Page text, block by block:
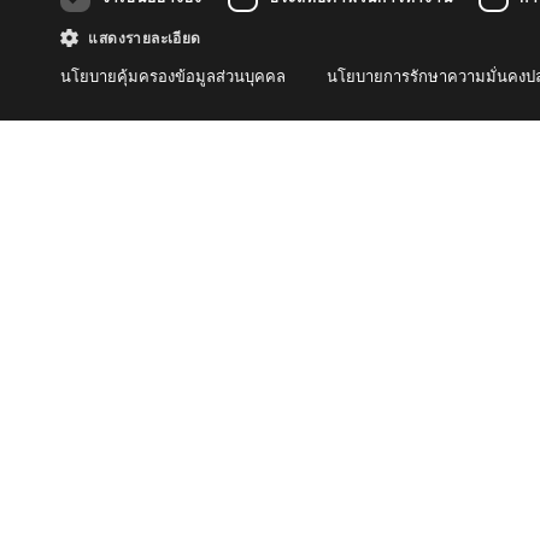
วันที่ 19 มีนาคม 2567 สำนักเครื่องมือวิทยาศ
วิทยาศาสตร์ และแลกเปลี่ยนด้านการทดสอบ
ทดสอบ มหาวิทยาลัยสงขลานครินทร์
แสดงรายละเอียด
นโยบายคุ้มครองข้อมูลส่วนบุคคล นโยบายการรักษาความมั่นคงป